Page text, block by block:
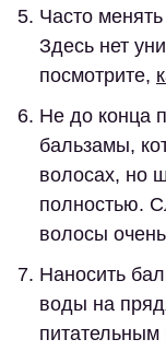
Часто
Здесь нет
посмотрите,
Не до конца
бальзамы,
волосах, но
полностью.
волосы
Наносить
воды на